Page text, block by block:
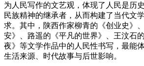
为人民写作的文艺观，体现了人民是历
民族精神的继承者，从而构建了当代文
求。其中，陕西作家柳青的《创业史》
安》、路遥的《平凡的世界》、王汶石
夜》等文学作品中的人民性书写，最能
生活来源、时代故事与后世影响。